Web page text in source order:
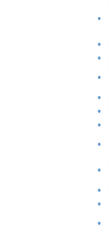
•
•
•
•
•
•
•
•
•
•
•
•